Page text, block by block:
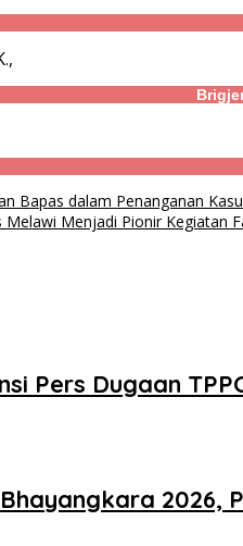
Bapas dalam Penanganan
Menjadi Pionir Kegiatan
Pers Dugaan